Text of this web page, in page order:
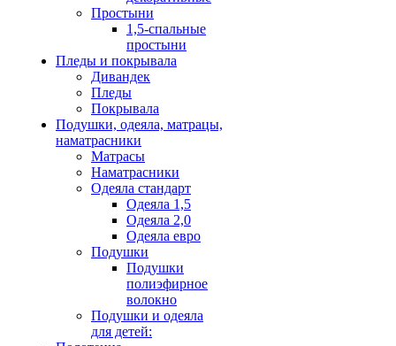
Простыни
1,5-спальные
простыни
Пледы и покрывала
Дивандек
Пледы
Покрывала
Подушки, одеяла, матрацы,
наматрасники
Матрасы
Наматрасники
Одеяла стандарт
Одеяла 1,5
Одеяла 2,0
Одеяла евро
Подушки
Подушки
полиэфирное
волокно
Подушки и одеяла
для детей: